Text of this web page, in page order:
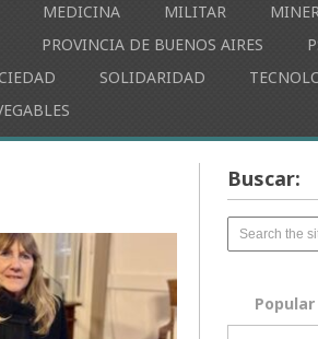
MEDICINA MILITAR
PROVINCIA DE BUENOS AIRES
SOLIDARIDAD
Buscar: